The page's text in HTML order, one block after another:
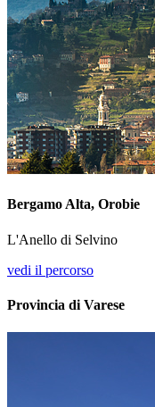
Bergamo Alta, Orobie
L'Anello di Selvino
vedi il percorso
Provincia di Varese